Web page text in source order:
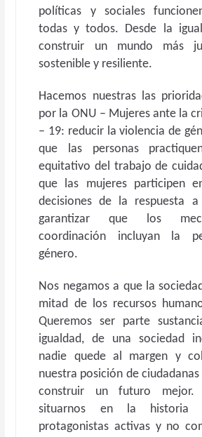
políticas y sociales
todas y todos. Desde la
construir un mundo más
sostenible y resiliente.
Hacemos nuestras las
por la ONU – Mujeres ante la
– 19: reducir la violencia de
que las personas
equitativo del trabajo de
que las mujeres participen
decisiones de la respuesta a
garantizar que los
coordinación incluyan la
género.
Nos negamos a que la
mitad de los recursos
Queremos ser parte
igualdad, de una sociedad
nadie quede al margen y
nuestra posición de
construir un futuro mejor.
situarnos en la historia
protagonistas activas y no